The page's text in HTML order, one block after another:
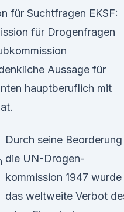
für Suchtfragen EKSF:
für Drogenfragen
Aussage für
hauptberuflich mit
Durch seine
die UN-Drogen-
kommission 1947 wurde
das weltweite Verbot